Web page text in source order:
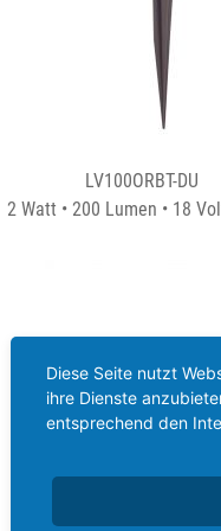
LV100ORBT-DU
2 Watt • 200 Lumen • 18
Diese Seite nutzt
ihre Dienste
entsprechend den